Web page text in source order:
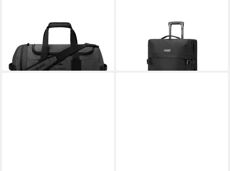
Reisetasche Duffle 2.0 50L
79,95 €
lieferbar - in 2-3 Werktagen bei dir
Reisetasche 365, Polyester
leider ausverkauft